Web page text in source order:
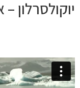
יוקולסרלון –